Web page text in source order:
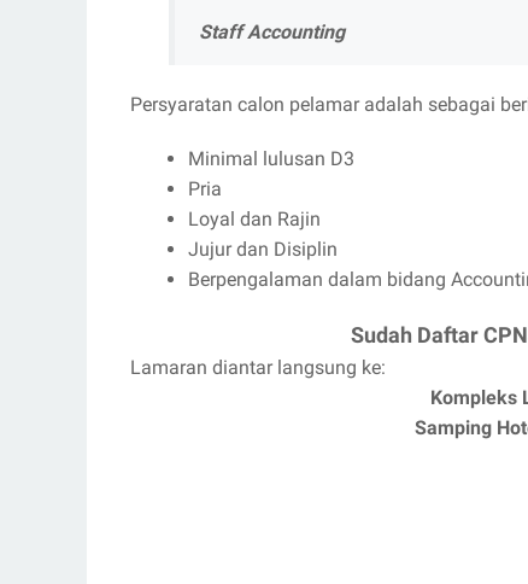
Staff Accounting
Persyaratan calon pelamar adalah sebagai
Minimal lulusan D3
Pria
Loyal dan Rajin
Jujur dan Disiplin
Berpengalaman dalam bidang
Sudah Daftar
Lamaran diantar langsung ke:
Kompleks
Samping